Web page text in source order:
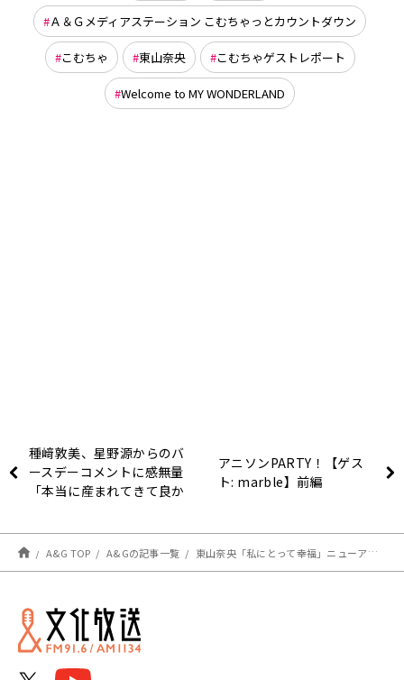
Ａ＆Ｇメディアステーション こむちゃっとカウントダウン
こむちゃ 東山奈央 こむちゃゲストレポート
Welcome to MY WONDERLAND
種﨑敦美、星野源からのバ
ースデーコメントに感無量
「本当に産まれてきて良か
美の寿司食いてェ！！」
アニソンPARTY！【ゲス
ト: marble】前編
A&G TOP A&Gの記事一覧 東山奈央「私にとって幸福」ニューアルバム『Welcome to MY WONDERLAND』への想いを語る！